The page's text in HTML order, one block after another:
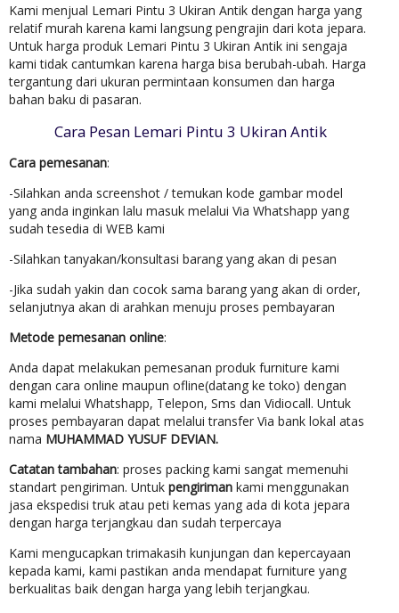
Kami menjual Lemari Pintu 3 Ukiran Antik dengan harga yang
relatif murah karena kami langsung pengrajin dari kota jepara.
Untuk harga produk Lemari Pintu 3 Ukiran Antik ini sengaja
kami tidak cantumkan karena harga bisa berubah-ubah. Harga
tergantung dari ukuran permintaan konsumen dan harga
bahan baku di pasaran.
Cara Pesan Lemari Pintu 3 Ukiran Antik
Cara pemesanan:
-Silahkan anda screenshot / temukan kode gambar model
yang anda inginkan lalu masuk melalui Via Whatshapp yang
sudah tesedia di WEB kami
-Silahkan tanyakan/konsultasi barang yang akan di pesan
-Jika sudah yakin dan cocok sama barang yang akan di order,
selanjutnya akan di arahkan menuju proses pembayaran
Metode pemesanan online:
Anda dapat melakukan pemesanan produk furniture kami
dengan cara online maupun ofline(datang ke toko) dengan
kami melalui Whatshapp, Telepon, Sms dan Vidiocall. Untuk
proses pembayaran dapat melalui transfer Via bank lokal atas
nama MUHAMMAD YUSUF DEVIAN.
Catatan tambahan: proses packing kami sangat memenuhi
standart pengiriman. Untuk pengiriman kami menggunakan
jasa ekspedisi truk atau peti kemas yang ada di kota jepara
dengan harga terjangkau dan sudah terpercaya
Kami mengucapkan trimakasih kunjungan dan kepercayaan
kepada kami, kami pastikan anda mendapat furniture yang
berkualitas baik dengan harga yang lebih terjangkau.